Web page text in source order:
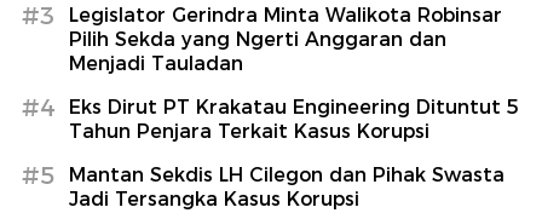
#3
Legislator Gerindra Minta Walikota Robinsar
Pilih Sekda yang Ngerti Anggaran dan
Menjadi Tauladan
#4
Eks Dirut PT Krakatau Engineering Dituntut 5
Tahun Penjara Terkait Kasus Korupsi
#5
Mantan Sekdis LH Cilegon dan Pihak Swasta
Jadi Tersangka Kasus Korupsi